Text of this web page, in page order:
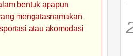
bentuk apapun
mengatasnamakan
atau akomodasi